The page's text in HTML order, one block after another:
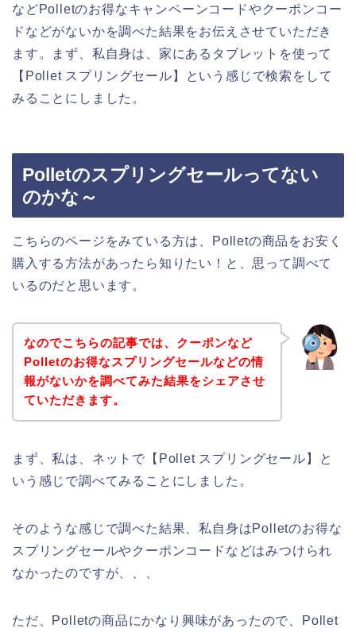
などPolletのお得なキャンペーンコードやクーポンコー
ドなどがないかを調べた結果をお伝えさせていただき
ます。まず、私自身は、家にあるタブレットを使って
【Pollet スプリングセール】という感じで検索をして
みることにしました。
Polletのスプリングセールってない
のかな～
こちらのページをみている方は、Polletの商品をお安く
購入する方法があったら知りたい！と、思って調べて
いるのだと思います。
なのでこちらの記事では、クーポンなど
Polletのお得なスプリングセールなどの情
報がないかを調べてみた結果をシェアさせ
ていただきます。
まず、私は、ネットで【Pollet スプリングセール】と
いう感じで調べてみることにしました。
そのような感じで調べた結果、私自身はPolletのお得な
スプリングセールやクーポンコードなどはみつけられ
なかったのですが、、、
ただ、Polletの商品にかなり興味があったので、Pollet